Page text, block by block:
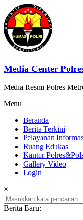
Lompat
ke
konten
Media Center
Media Resmi Polres
Menu
Beranda
Berita Terkini
Pelayanan
Ruang Edukasi
Kantor
Gallery Video
Login
×
Berita Baru: